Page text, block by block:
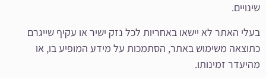
שינויים.
בעלי האתר לא יישאו באחריות לכל נזק ישיר או עקיף שייגרם
כתוצאה משימוש באתר, הסתמכות על מידע המופיע בו, או
מהיעדר זמינותו.